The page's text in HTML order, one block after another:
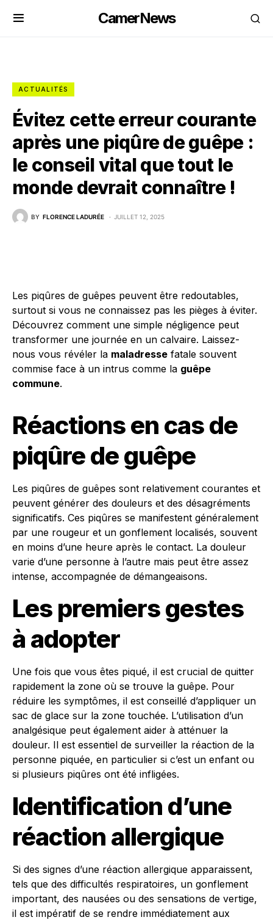
CamerNews
ACTUALITÉS
Évitez cette erreur courante
après une piqûre de guêpe :
le conseil vital que tout le
monde devrait connaître !
BY FLORENCE LADURÉE JUILLET 12, 2025
Les piqûres de guêpes peuvent être redoutables,
surtout si vous ne connaissez pas les pièges à éviter.
Découvrez comment une simple négligence peut
transformer une journée en un calvaire. Laissez-
nous vous révéler la maladresse fatale souvent
commise face à un intrus comme la guêpe
commune.
Réactions en cas de
piqûre de guêpe
Les piqûres de guêpes sont relativement courantes et
peuvent générer des douleurs et des désagréments
significatifs. Ces piqûres se manifestent généralement
par une rougeur et un gonflement localisés, souvent
en moins d’une heure après le contact. La douleur
varie d’une personne à l’autre mais peut être assez
intense, accompagnée de démangeaisons.
Les premiers gestes
à adopter
Une fois que vous êtes piqué, il est crucial de quitter
rapidement la zone où se trouve la guêpe. Pour
réduire les symptômes, il est conseillé d’appliquer un
sac de glace sur la zone touchée. L’utilisation d’un
analgésique peut également aider à atténuer la
douleur. Il est essentiel de surveiller la réaction de la
personne piquée, en particulier si c’est un enfant ou
si plusieurs piqûres ont été infligées.
Identification d’une
réaction allergique
Si des signes d’une réaction allergique apparaissent,
tels que des difficultés respiratoires, un gonflement
important, des nausées ou des sensations de vertige,
il est impératif de se rendre immédiatement aux